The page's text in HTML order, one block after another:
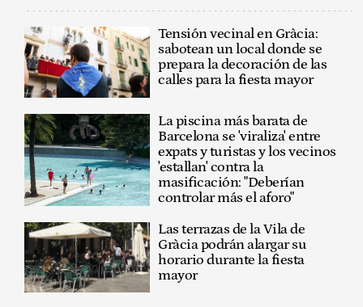
Tensión vecinal en Gràcia:
sabotean un local donde se
prepara la decoración de las
calles para la fiesta mayor
La piscina más barata de
Barcelona se 'viraliza' entre
expats y turistas y los vecinos
'estallan' contra la
masificación: "Deberían
controlar más el aforo"
Las terrazas de la Vila de
Gràcia podrán alargar su
horario durante la fiesta
mayor